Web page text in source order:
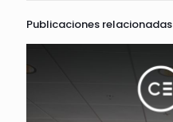
Publicaciones relacionadas